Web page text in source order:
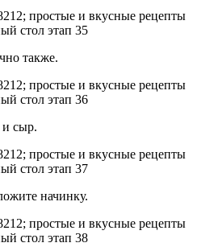
также.
и сыр.
начинку.